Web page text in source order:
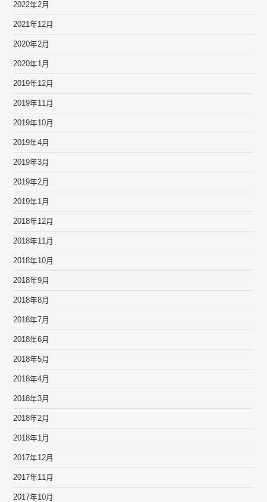
2022年2月
2021年12月
2020年2月
2020年1月
2019年12月
2019年11月
2019年10月
2019年4月
2019年3月
2019年2月
2019年1月
2018年12月
2018年11月
2018年10月
2018年9月
2018年8月
2018年7月
2018年6月
2018年5月
2018年4月
2018年3月
2018年2月
2018年1月
2017年12月
2017年11月
2017年10月